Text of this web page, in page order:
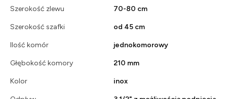
Szerokość zlewu 70-80 cm
Szerokość szafki od 45 cm
Ilość komór jednokomorowy
Głębokość komory 210 mm
Kolor inox